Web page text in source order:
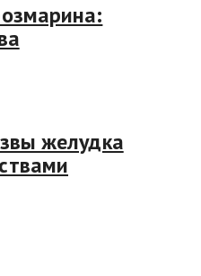
желудка